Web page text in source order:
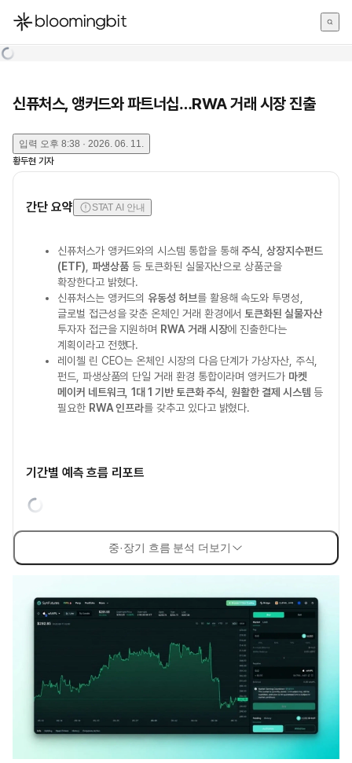
한국어
신퓨처스, 앵커드와 파트너십…RWA 거래 시장 진출
입력 오후 8:38 · 2026. 06. 11.
황두현 기자
간단 요약 STAT AI 안내
신퓨처스가 앵커드와의 시스템 통합을 통해주식 ,상장지수펀드
(ETF) 파생상품 등 토큰화된 실물자산으로 상품군을
확장한다고 밝혔다.
신퓨처스는 앵커드의유동성 허브를 활용해 속도와 투명성,
글로벌 접근성을 갖춘 온체인 거래 환경에서 토큰화된 실물자산
투자자 접근을 지원하며 RWA 거래 시장에 진출한다는
계획이라고 전했다.
레이첼 린 CEO는 온체인 시장의 다음 단계가 가상자산, 주식,
펀드, 파생상품의 단일 거래 환경 통합이라며 앵커드가 마켓
메이커 네트워크,1대 1 기반 토큰화 주식 ,원활한 결제 시스템 등
필요한 RWA 인프라를 갖추고 있다고 밝혔다.
기간별 예측 흐름 리포트
중·장기 흐름 분석 더보기